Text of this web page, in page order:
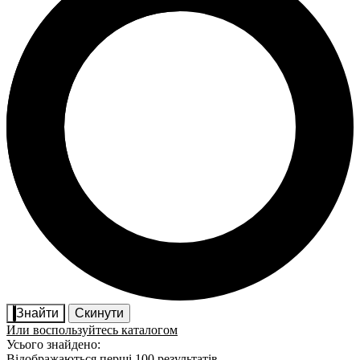
Знайти
Скинути
Или воспользуйтесь каталогом
Усього знайдено: